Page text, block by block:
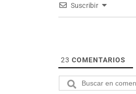
Suscribir
23 COMENTARIOS